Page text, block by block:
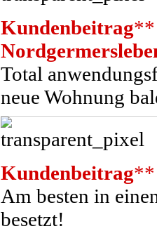
Kundenbeitrag**
Total
neue Wohnung
Kundenbeitrag**
Am besten in
besetzt!